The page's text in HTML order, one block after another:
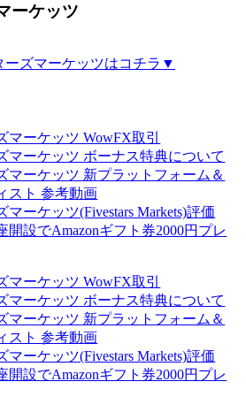
ーケッツ
ーズマーケッツはコチラ▼
マーケッツ WowFX取引
マーケッツ ボーナス特典について
マーケッツ 新プラットフォーム＆
スト 参考動画
ーケッツ(Fivestars Markets)評価
開設でAmazonギフト券2000円プレ
マーケッツ WowFX取引
マーケッツ ボーナス特典について
マーケッツ 新プラットフォーム＆
スト 参考動画
ーケッツ(Fivestars Markets)評価
開設でAmazonギフト券2000円プレ